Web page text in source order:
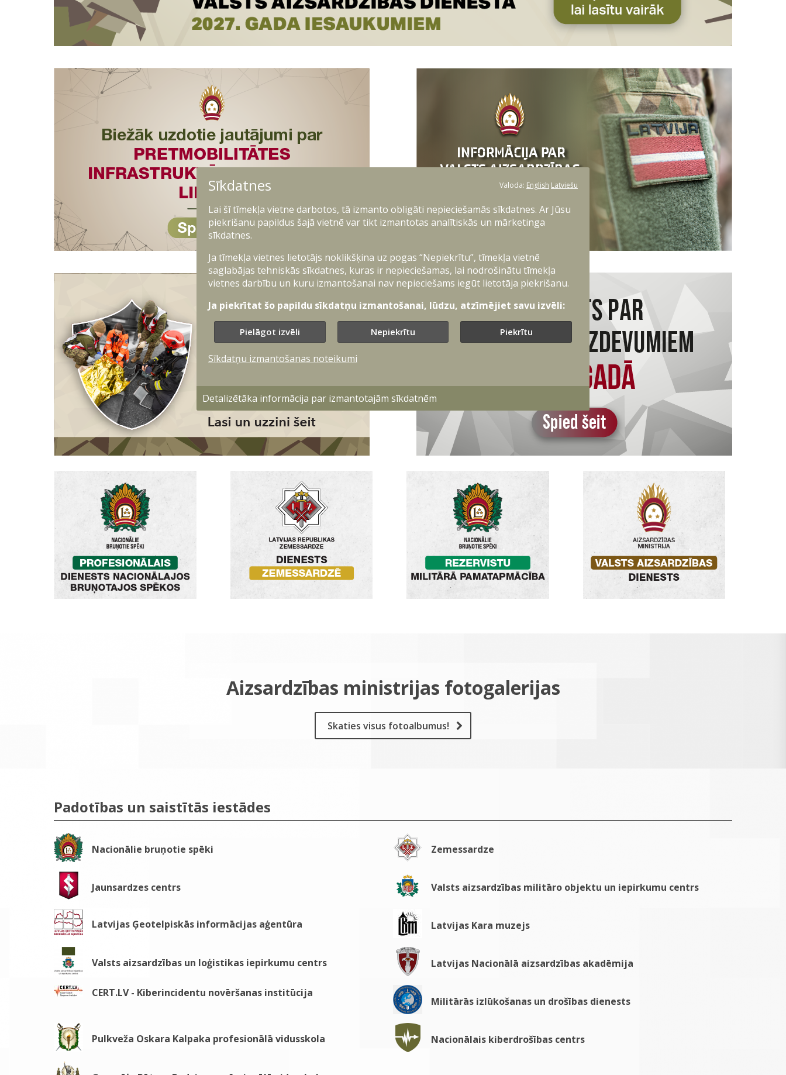
Aizsardzības ministrijas fotogalerijas
Skaties visus fotoalbumus!
Padotības un saistītās iestādes
Nacionālie bruņotie spēki Zemessardze
Jaunsardzes centrs Valsts aizsardzības militāro objektu un iepirkumu centrs
Latvijas Ģeotelpiskās informācijas aģentūra Latvijas Kara muzejs
Valsts aizsardzības un loģistikas iepirkumu centrs Latvijas Nacionālā aizsardzības akadēmija
CERT.LV - Kiberincidentu novēršanas institūcija
Militārās izlūkošanas un drošības dienests
Pulkveža Oskara Kalpaka profesionālā vidusskola Nacionālais kiberdrošības centrs
Sīkdatnes Valoda: English Latviešu
Lai šī tīmekļa vietne darbotos, tā izmanto obligāti nepieciešamās sīkdatnes. Ar Jūsu
piekrišanu papildus šajā vietnē var tikt izmantotas analītiskās un mārketinga
sīkdatnes.
Ja tīmekļa vietnes lietotājs noklikšķina uz pogas “Nepiekrītu”, tīmekļa vietnē
saglabājas tehniskās sīkdatnes, kuras ir nepieciešamas, lai nodrošinātu tīmekļa
vietnes darbību un kuru izmantošanai nav nepieciešams iegūt lietotāja piekrišanu.
Ja piekrītat šo papildu sīkdatņu izmantošanai, lūdzu, atzīmējiet savu izvēli:
Pielāgot izvēli Nepiekrītu Piekrītu
Sīkdatņu izmantošanas noteikumi
Detalizētāka informācija par izmantotajām sīkdatnēm